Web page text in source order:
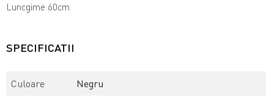
Luncgime 60cm
SPECIFICATII
Culoare Negru